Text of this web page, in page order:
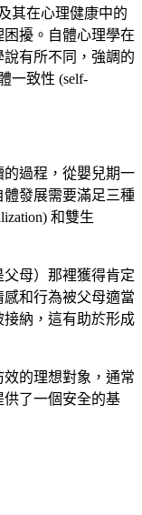
其在心理健康中的
擾。自體心理學在
有所不同，強調的
一致性 (self-
過程，從嬰兒期一
發展需要滿足三種
和雙生
母）那裡獲得肯定
和行為被父母適當
納，這有助於形成
的理想對象，通常
了一個安全的基